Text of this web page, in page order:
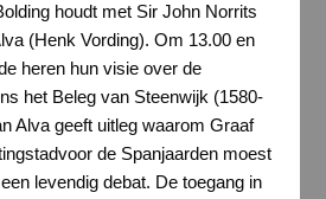
houdt met Sir John Norrits
(Henk Vording). Om 13.00 en
heren hun visie over de
het Beleg van Steenwijk (1580-
Alva geeft uitleg waarom Graaf
de Spanjaarden moest
levendig debat. De toegang in